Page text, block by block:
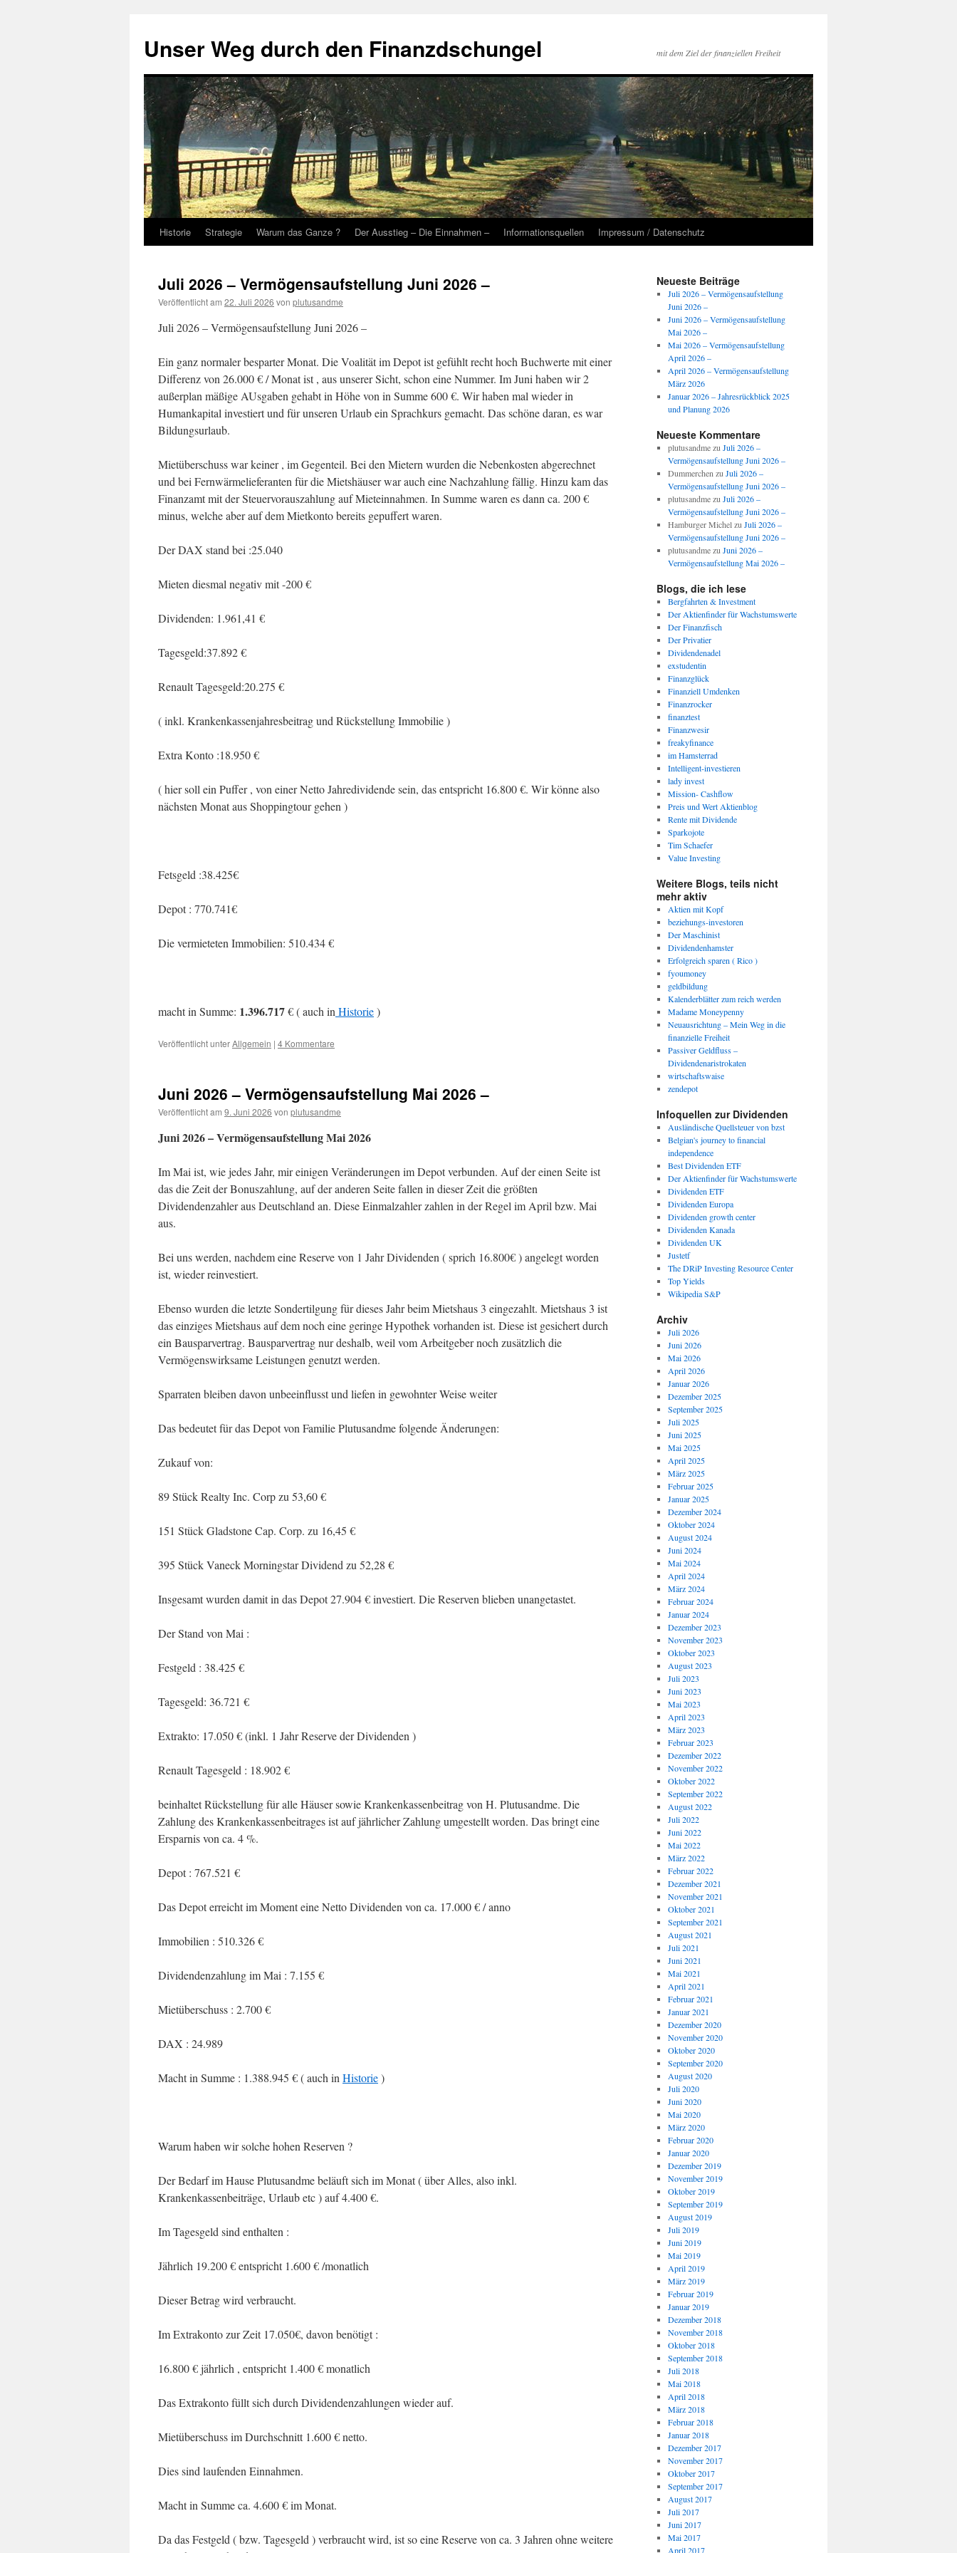
springen
Unser Weg durch den Finanzdschungel mit dem Ziel der finanziellen Freiheit
Historie Strategie Warum das Ganze ? Der Ausstieg – Die Einnahmen – Informationsquellen Impressum / Datenschutz
Juli 2026 – Vermögensaufstellung Juni 2026 –
Veröffentlicht am 22. Juli 2026 von plutusandme
Juli 2026 – Vermögensaufstellung Juni 2026 –
Ein ganz normaler besparter Monat. Die Voalität im Depot ist gefühlt recht hoch Buchwerte mit einer
Differenz von 26.000 € / Monat ist , aus unserer Sicht, schon eine Nummer. Im Juni haben wir 2
außerplan mäßige AUsgaben gehabt in Höhe von in Summe 600 €. Wir haben mal wieder in
Humankapital investiert und für unseren Urlaub ein Sprachkurs gemacht. Das schöne daran, es war
Bildungsurlaub.
Mietüberschuss war keiner , im Gegenteil. Bei den Mietern wurden die Nebenkosten abgerechnet
und bei Fernwärmelieferanten für die Mietshäuser war auch eine Nachzahlung fällig. Hinzu kam das
Finanzamt mit der Steuervorauszahlung auf Mieteinnahmen. In Summe waren es dann ca. 200 €
minus, welche aber auf dem Mietkonto bereits gepuffert waren.
Der DAX stand bei :25.040
Mieten diesmal negativ mit -200 €
Dividenden: 1.961,41 €
Tagesgeld:37.892 €
Renault Tagesgeld:20.275 €
( inkl. Krankenkassenjahresbeitrag und Rückstellung Immobilie )
Extra Konto :18.950 €
( hier soll ein Puffer , von einer Netto Jahredividende sein, das entspricht 16.800 €. Wir könne also
nächsten Monat aus Shoppingtour gehen )
Fetsgeld :38.425€
Depot : 770.741€
Die vermieteten Immobilien: 510.434 €
macht in Summe: 1.396.717€ ( auch in Historie)
Veröffentlicht unterAllgemein | 4 Kommentare
Juni 2026 – Vermögensaufstellung Mai 2026 –
Veröffentlicht am 9. Juni 2026 von plutusandme
Juni 2026 – Vermögensaufstellung Mai 2026
Im Mai ist, wie jedes Jahr, mir einigen Veränderungen im Depot verbunden. Auf der einen Seite ist
das die Zeit der Bonuszahlung, auf der anderen Seite fallen in dieser Zeit die größten
Dividendenzahler aus Deutschland an. Diese Einmalzahler zahlen in der Regel im April bzw. Mai
aus.
Bei uns werden, nachdem eine Reserve von 1 Jahr Dividenden ( sprich 16.800€ ) angelegt worden
ist, wieder reinvestiert.
Ebenso wurden die letzte Sondertilgung für dieses Jahr beim Mietshaus 3 eingezahlt. Mietshaus 3 ist
das einziges Mietshaus auf dem noch eine geringe Hypothek vorhanden ist. Diese ist gesichert durch
ein Bausparvertrag. Bausparvertrag nur deshalb, weil vom Arbeitgeber noch zusätzlich die
Vermögenswirksame Leistungen genutzt werden.
Sparraten bleiben davon unbeeinflusst und liefen in gewohnter Weise weiter
Das bedeutet für das Depot von Familie Plutusandme folgende Änderungen:
Zukauf von:
89 Stück Realty Inc. Corp zu 53,60 €
151 Stück Gladstone Cap. Corp. zu 16,45 €
395 Stück Vaneck Morningstar Dividend zu 52,28 €
Insgesamt wurden damit in das Depot 27.904 € investiert. Die Reserven blieben unangetastet.
Der Stand von Mai :
Festgeld : 38.425 €
Tagesgeld: 36.721 €
Extrakto: 17.050 € (inkl. 1 Jahr Reserve der Dividenden )
Renault Tagesgeld : 18.902 €
beinhaltet Rückstellung für alle Häuser sowie Krankenkassenbeitrag von H. Plutusandme. Die
Zahlung des Krankenkassenbeitrages ist auf jährlicher Zahlung umgestellt worden. Das bringt eine
Ersparnis von ca. 4 %.
Depot : 767.521 €
Das Depot erreicht im Moment eine Netto Dividenden von ca. 17.000 € / anno
Immobilien : 510.326 €
Dividendenzahlung im Mai : 7.155 €
Mietüberschuss : 2.700 €
DAX : 24.989
Macht in Summe : 1.388.945 € ( auch in Historie)
Warum haben wir solche hohen Reserven ?
Der Bedarf im Hause Plutusandme beläuft sich im Monat ( über Alles, also inkl.
Krankenkassenbeiträge, Urlaub etc ) auf 4.400 €.
Im Tagesgeld sind enthalten :
Jährlich 19.200 € entspricht 1.600 € /monatlich
Dieser Betrag wird verbraucht.
Im Extrakonto zur Zeit 17.050€, davon benötigt :
16.800 € jährlich , entspricht 1.400 € monatlich
Das Extrakonto füllt sich durch Dividendenzahlungen wieder auf.
Mietüberschuss im Durchschnitt 1.600 € netto.
Dies sind laufenden Einnahmen.
Macht in Summe ca. 4.600 € im Monat.
Da das Festgeld ( bzw. Tagesgeld ) verbraucht wird, ist so eine Reserve von ca. 3 Jahren ohne weitere
Neueste Beiträge
Juli 2026 – Vermögensaufstellung
Juni 2026 –
Juni 2026 – Vermögensaufstellung
Mai 2026 –
Mai 2026 – Vermögensaufstellung
April 2026 –
April 2026 – Vermögensaufstellung
März 2026
Januar 2026 – Jahresrückblick 2025
und Planung 2026
Neueste Kommentare
plutusandmezu Juli 2026 –
Vermögensaufstellung Juni 2026 –
Dummerchen zu Juli 2026 –
Vermögensaufstellung Juni 2026 –
plutusandmezu Juli 2026 –
Vermögensaufstellung Juni 2026 –
Hamburger Michelzu Juli 2026 –
Vermögensaufstellung Juni 2026 –
plutusandmezu Juni 2026 –
Vermögensaufstellung Mai 2026 –
Blogs, die ich lese
Bergfahrten & Investment
Der Aktienfinder für Wachstumswerte
Der Finanzfisch
Der Privatier
Dividendenadel
exstudentin
Finanzglück
Finanziell Umdenken
Finanzrocker
finanztest
Finanzwesir
freakyfinance
im Hamsterrad
Intelligent-investieren
lady invest
Mission- Cashflow
Preis und Wert Aktienblog
Rente mit Dividende
Sparkojote
Tim Schaefer
Value Investing
Weitere Blogs, teils nicht
mehr aktiv
Aktien mit Kopf
beziehungs-investoren
Der Maschinist
Dividendenhamster
Erfolgreich sparen ( Rico )
fyoumoney
geldbildung
Kalenderblätter zum reich werden
Madame Moneypenny
Neuausrichtung – Mein Weg in die
finanzielle Freiheit
Passiver Geldfluss –
Dividendenaristrokaten
wirtschaftswaise
zendepot
Infoquellen zur Dividenden
Ausländische Quellsteuer von bzst
Belgian's journey to financial
independence
Best Dividenden ETF
Der Aktienfinder für Wachstumswerte
Dividenden ETF
Dividenden Europa
Dividenden growth center
Dividenden Kanada
Dividenden UK
Justetf
The DRiP Investing Resource Center
Top Yields
Wikipedia S&P
Archiv
Juli 2026
Juni 2026
Mai 2026
April 2026
Januar 2026
Dezember 2025
September 2025
Juli 2025
Juni 2025
Mai 2025
April 2025
März 2025
Februar 2025
Januar 2025
Dezember 2024
Oktober 2024
August 2024
Juni 2024
Mai 2024
April 2024
März 2024
Februar 2024
Januar 2024
Dezember 2023
November 2023
Oktober 2023
August 2023
Juli 2023
Juni 2023
Mai 2023
April 2023
März 2023
Februar 2023
Dezember 2022
November 2022
Oktober 2022
September 2022
August 2022
Juli 2022
Juni 2022
Mai 2022
März 2022
Februar 2022
Dezember 2021
November 2021
Oktober 2021
September 2021
August 2021
Juli 2021
Juni 2021
Mai 2021
April 2021
Februar 2021
Januar 2021
Dezember 2020
November 2020
Oktober 2020
September 2020
August 2020
Juli 2020
Juni 2020
Mai 2020
März 2020
Februar 2020
Januar 2020
Dezember 2019
November 2019
Oktober 2019
September 2019
August 2019
Juli 2019
Juni 2019
Mai 2019
April 2019
März 2019
Februar 2019
Januar 2019
Dezember 2018
November 2018
Oktober 2018
September 2018
Juli 2018
Mai 2018
April 2018
März 2018
Februar 2018
Januar 2018
Dezember 2017
November 2017
Oktober 2017
September 2017
August 2017
Juli 2017
Juni 2017
Mai 2017
April 2017